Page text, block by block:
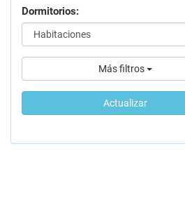
Dormitorios:
Más filtros
Actualizar